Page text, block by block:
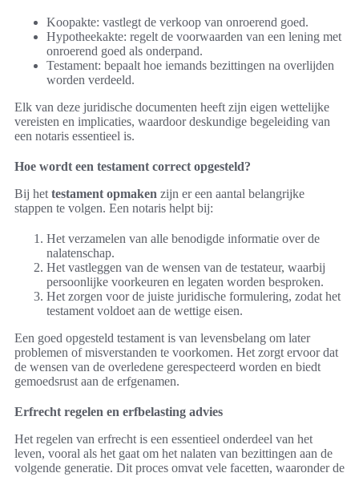
Koopakte: vastlegt de verkoop van onroerend goed.
Hypotheekakte: regelt de voorwaarden van een lening met
onroerend goed als onderpand.
Testament: bepaalt hoe iemands bezittingen na overlijden
worden verdeeld.
Elk van deze juridische documenten heeft zijn eigen wettelijke
vereisten en implicaties, waardoor deskundige begeleiding van
een notaris essentieel is.
Hoe wordt een testament correct opgesteld?
Bij het testament opmaken zijn er een aantal belangrijke
stappen te volgen. Een notaris helpt bij:
Het verzamelen van alle benodigde informatie over de
nalatenschap.
Het vastleggen van de wensen van de testateur, waarbij
persoonlijke voorkeuren en legaten worden besproken.
Het zorgen voor de juiste juridische formulering, zodat het
testament voldoet aan de wettige eisen.
Een goed opgesteld testament is van levensbelang om later
problemen of misverstanden te voorkomen. Het zorgt ervoor dat
de wensen van de overledene gerespecteerd worden en biedt
gemoedsrust aan de erfgenamen.
Erfrecht regelen en erfbelasting advies
Het regelen van erfrecht is een essentieel onderdeel van het
leven, vooral als het gaat om het nalaten van bezittingen aan de
volgende generatie. Dit proces omvat vele facetten, waaronder de